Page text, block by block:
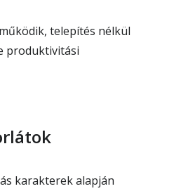
telepítés nélkül
produktivitási
karakterek alapján